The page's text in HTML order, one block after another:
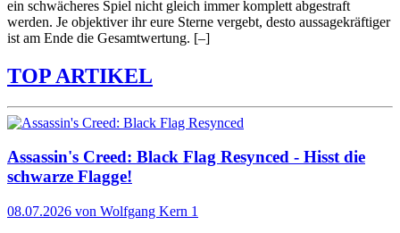
ein schwächeres Spiel nicht gleich immer komplett abgestraft
werden. Je objektiver ihr eure Sterne vergebt, desto aussagekräftiger
ist am Ende die Gesamtwertung. [–]
TOP ARTIKEL
Assassin's Creed: Black Flag Resynced - Hisst die
schwarze Flagge!
08.07.2026 von Wolfgang Kern 1